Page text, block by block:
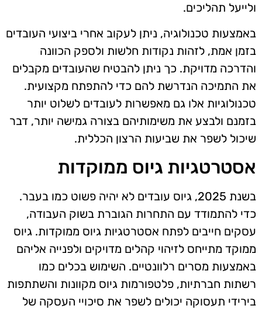
ולייעל תהליכים.
באמצעות טכנולוגיה, ניתן לעקוב אחרי ביצועי העובדים
בזמן אמת, לזהות נקודות חלשות ולספק הכוונה
והדרכה מדויקת. כך ניתן להבטיח שהעובדים מקבלים
את התמיכה הנדרשת להם כדי להתפתח מקצועית.
טכנולוגיות אלו גם מאפשרות לעובדים לשלוט יותר
בזמנם ולבצע את משימותיהם בצורה גמישה יותר, דבר
שיכול לשפר את שביעות הרצון הכללית.
אסטרטגיות גיוס ממוקדות
בשנת 2025, גיוס עובדים לא יהיה פשוט כמו בעבר.
כדי להתמודד עם התחרות הגוברת בשוק העבודה,
עסקים חייבים לפתח אסטרטגיות גיוס ממוקדות. גיוס
ממוקד מתייחס לזיהוי קהלים מדויקים ולפנייה אליהם
באמצעות מסרים רלוונטיים. השימוש בכלים כמו
רשתות חברתיות, פלטפורמות גיוס מקוונות והשתתפות
בירידי תעסוקה יכולים לשפר את סיכויי העסקה של